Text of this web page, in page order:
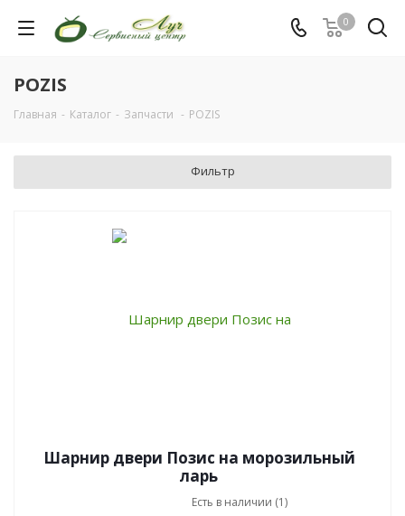
0
POZIS
Главная - Каталог - Запчасти - POZIS
Фильтр
Шарнир двери Позис на морозильный
ларь
Есть в наличии (1)